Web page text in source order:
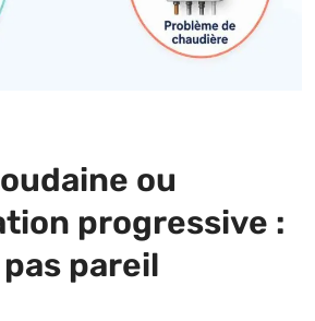
ou
progressive :
pareil